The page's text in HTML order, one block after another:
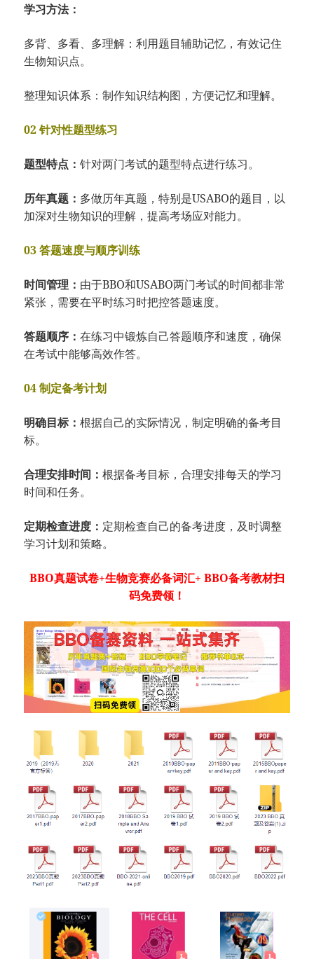
学习方法：
多背、多看、多理解：利用题目辅助记忆，有效记住
生物知识点。
整理知识体系：制作知识结构图，方便记忆和理解。
02 针对性题型练习
题型特点：针对两门考试的题型特点进行练习。
历年真题： 多做历年真题，特别是USABO的题目，以
加深对生物知识的理解，提高考场应对能力。
03 答题速度与顺序训练
时间管理： 由于BBO和USABO两门考试的时间都非常
紧张，需要在平时练习时把控答题速度。
答题顺序：在练习中锻炼自己答题顺序和速度，确保
在考试中能够高效作答。
04 制定备考计划
明确目标：根据自己的实际情况，制定明确的备考目
标。
合理安排时间：根据备考目标，合理安排每天的学习
时间和任务。
定期检查进度： 定期检查自己的备考进度，及时调整
学习计划和策略。
BBO真题试卷+生物竞赛必备词汇+ BBO备考教材扫
码免费领！